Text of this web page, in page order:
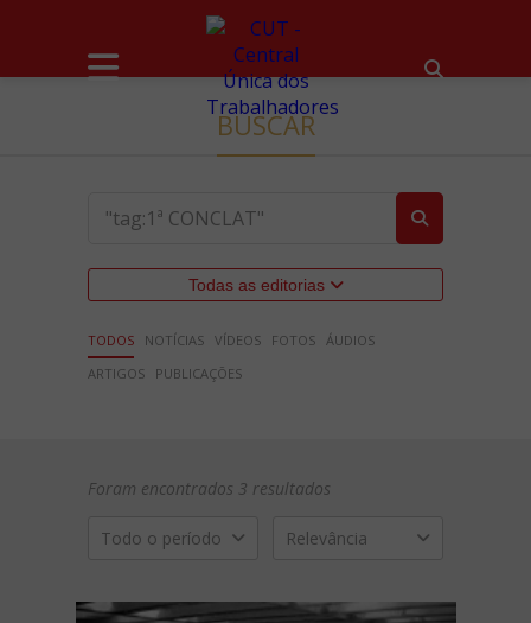
BUSCAR
Todas as editorias
TODOS NOTÍCIAS VÍDEOS FOTOS ÁUDIOS
ARTIGOS
PUBLICAÇÕES
Foram encontrados 3 resultados
Todo o período Relevância